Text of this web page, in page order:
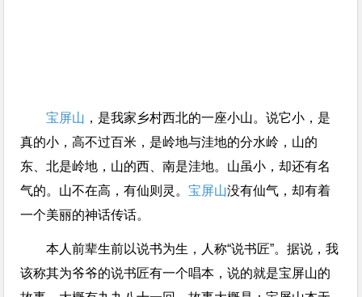
宝屏山 ，是我家乡村西北的一座小山。说它小，是
真的小，高不过百米，是岭地与洼地的分水岭，山的
东、北是岭地，山的西、南是洼地。山虽小，却还有名
气的。山不在高，有仙则灵。宝屏山没有仙气，却有着
一个美丽的神话传话。
本人前辈生前以说书为生，人称“说书匠”。据说，我
该称其为爷爷的说书匠有一个唱本，说的就是宝屏山的